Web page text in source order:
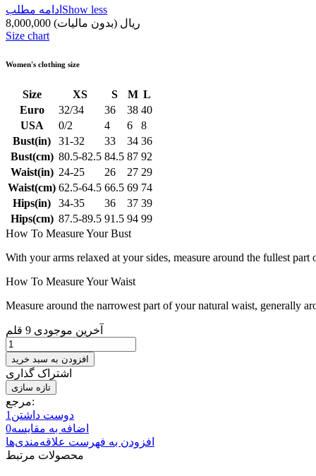
ادامه مطلب Show less
8,000,000 ریال (بدون مالیات)
Size chart
Women's clothing size
Size XS S M L
Euro
32/34 36 38 40
USA
0/2 4 6
8
Bust(in)
31-32 33 34 36
Bust(cm) 80.5-82.5 84.5 87 92
Waist(in) 24-25 26 27 29
Waist(cm) 62.5-64.5 66.5 69 74
Hips(in)
34-35 36 37 39
Hips(cm) 87.5-89.5 91.5 94 99
How To Measure Your Bust
With your arms relaxed at your sides, measure around the fullest part
How To Measure Your Waist
Measure around the narrowest part of your natural waist, generally
آخرین موجودی 9 قلم
افزودن به سبد خرید
اشتراک گذاری
مرجع:
دوست داشتن 1
اضافه به مقایسه0
افزودن به فهرست علاقه‌مندی‌ها
محصولات مرتبط